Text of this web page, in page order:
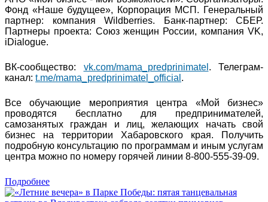
Фонд «Наше будущее», Корпорация МСП. Генеральный
партнер: компания Wildberries. Банк-партнер: СБЕР.
Партнеры проекта: Союз женщин России, компания VK,
iDialogue.
ВК-сообщество: vk.com/mama_predprinimatel . Телеграм-
канал: t.me/mama_predprinimatel_official .
Все обучающие мероприятия центра «Мой бизнес»
проводятся бесплатно для предпринимателей,
самозанятых граждан и лиц, желающих начать свой
бизнес на территории Хабаровского края. Получить
подробную консультацию по программам и иным услугам
центра можно по номеру горячей линии 8-800-555-39-09.
Подробнее